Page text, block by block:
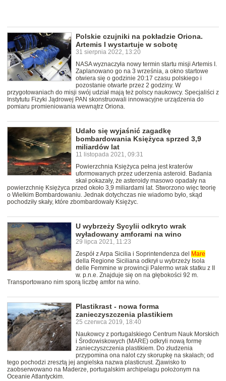
Polskie czujniki na pokładzie Oriona.
Artemis I wystartuje w sobotę
31 sierpnia 2022, 13:20
NASA wyznaczyła nowy termin startu misji Artemis I.
Zaplanowano go na 3 września, a okno startowe
otwiera się o godzinie 20:17 czasu polskiego i
pozostanie otwarte przez 2 godziny. W
przygotowaniach do misji swój udział mają też polscy naukowcy. Specjaliści z
Instytutu Fizyki Jądrowej PAN skonstruowali innowacyjne urządzenia do
pomiaru promieniowania wewnątrz Oriona.
Udało się wyjaśnić zagadkę
bombardowania Księżyca sprzed 3,9
miliardów lat
11 listopada 2021, 09:31
Powierzchnia Księżyca pełna jest kraterów
uformowanych przez uderzenia asteroid. Badania
skał pokazały, że asteroidy masowo opadały na
powierzchnię Księżyca przed około 3,9 miliardami lat. Stworzono więc teorię
o Wielkim Bombardowaniu. Jednak dotychczas nie wiadomo było, skąd
pochodziły skały, które zbombardowały Księżyc.
U wybrzeży Sycylii odkryto wrak
wyładowany amforami na wino
29 lipca 2021, 11:23
Zespół z Arpa Sicilia i Soprintendenza del
Mare
della Regione Siciliana odkrył u wybrzeży Isola
delle Femmine w prowincji Palermo wrak statku z II
w. p.n.e. Znajduje się on na głębokości 92 m.
Transportowano nim sporą liczbę amfor na wino.
Plastikrast - nowa forma
zanieczyszczenia plastikiem
25 czerwca 2019, 18:40
Naukowcy z portugalskiego Centrum Nauk Morskich
i Środowiskowych (MARE) odkryli nową formę
zanieczyszczenia plastikiem. Do złudzenia
przypomina ona nalot czy skorupkę na skałach; od
tego pochodzi zresztą jej angielska nazwa plasticrust. Zjawisko to
zaobserwowano na Maderze, portugalskim archipelagu położonym na
Oceanie Atlantyckim.